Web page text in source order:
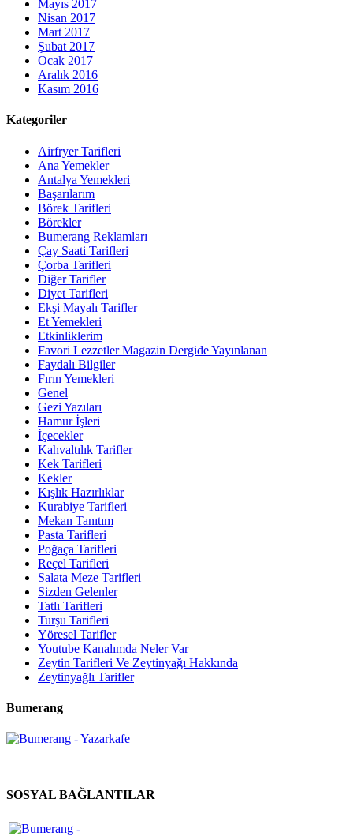
Mayıs 2017
Nisan 2017
Mart 2017
Şubat 2017
Ocak 2017
Aralık 2016
Kasım 2016
Kategoriler
Airfryer Tarifleri
Ana Yemekler
Antalya Yemekleri
Başarılarım
Börek Tarifleri
Börekler
Bumerang Reklamları
Çay Saati Tarifleri
Çorba Tarifleri
Diğer Tarifler
Diyet Tarifleri
Ekşi Mayalı Tarifler
Et Yemekleri
Etkinliklerim
Favori Lezzetler Magazin Dergide Yayınlanan
Faydalı Bilgiler
Fırın Yemekleri
Genel
Gezi Yazıları
Hamur İşleri
İçecekler
Kahvaltılık Tarifler
Kek Tarifleri
Kekler
Kışlık Hazırlıklar
Kurabiye Tarifleri
Mekan Tanıtım
Pasta Tarifleri
Poğaça Tarifleri
Reçel Tarifleri
Salata Meze Tarifleri
Sizden Gelenler
Tatlı Tarifleri
Turşu Tarifleri
Yöresel Tarifler
Youtube Kanalımda Neler Var
Zeytin Tarifleri Ve Zeytinyağı Hakkında
Zeytinyağlı Tarifler
Bumerang
SOSYAL BAĞLANTILAR